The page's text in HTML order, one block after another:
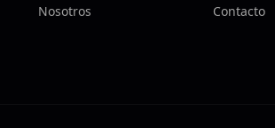
Nosotros
Contacto